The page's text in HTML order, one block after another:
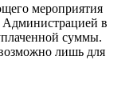
мероприятия
Администрацией в
суммы.
лишь для